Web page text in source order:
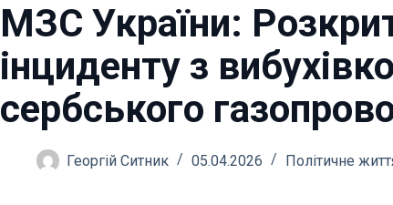
МЗС України:
інциденту з
сербського
Георгій Ситник 05.04.2026 Політичне